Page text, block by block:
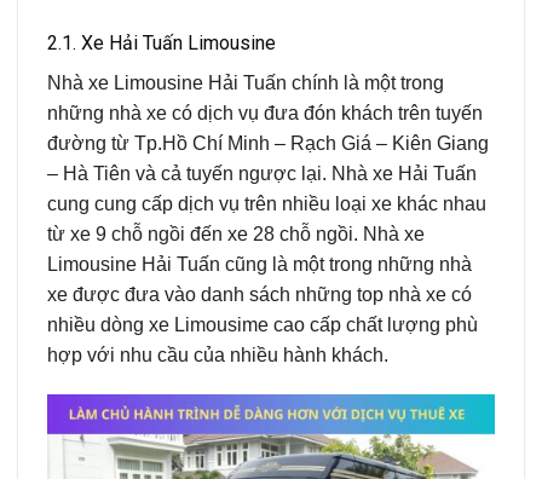
2.1. Xe Hải Tuấn Limousine
Nhà xe Limousine Hải Tuấn chính là một trong
những nhà xe có dịch vụ đưa đón khách trên tuyến
đường từ Tp.Hồ Chí Minh – Rạch Giá – Kiên Giang
– Hà Tiên và cả tuyến ngược lại. Nhà xe Hải Tuấn
cung cung cấp dịch vụ trên nhiều loại xe khác nhau
từ xe 9 chỗ ngồi đến xe 28 chỗ ngồi. Nhà xe
Limousine Hải Tuấn cũng là một trong những nhà
xe được đưa vào danh sách những top nhà xe có
nhiều dòng xe Limousime cao cấp chất lượng phù
hợp với nhu cầu của nhiều hành khách.